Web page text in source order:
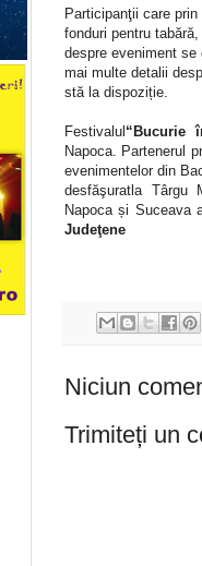
Participanţii care
fonduri pentru
despre eveniment se
mai multe detalii
stă la dispoziție.
Festivalul“Bucurie
Napoca. Partenerul
evenimentelor din
desfăşuratla Târgu
Napoca și Suceava
Judeţene
Niciun
Trimiteți un